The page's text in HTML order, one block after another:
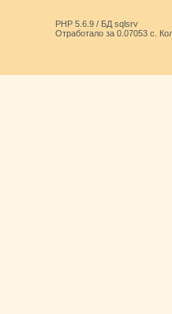
PHP 5.6.9 / БД sqlsrv
Отработало за 0.07053 с.